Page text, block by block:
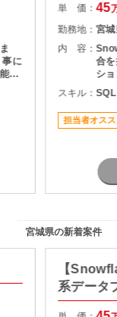
事に
で
単 価：45
勤務地：宮
内 容：
合
シ
スキル：
担当者オス
宮城県の新着案件
【
系データ